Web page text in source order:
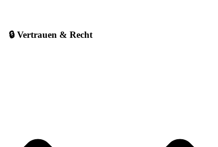
🔒 Vertrauen & Recht